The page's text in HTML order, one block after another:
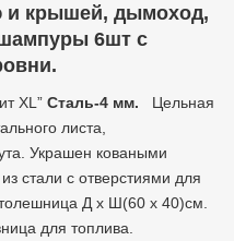
и крышей, дымоход,
шампуры 6шт с
XL” Сталь-4 мм. Цельная
листа,
Украшен коваными
стали с отверстиями для
Д х Ш(60 х 40)см.
для топлива.